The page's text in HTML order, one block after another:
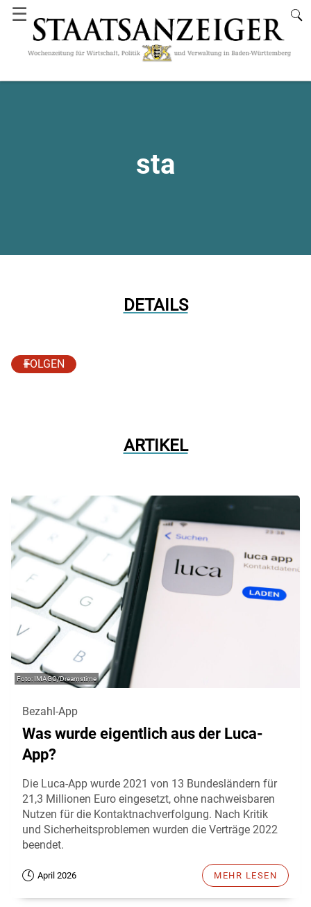
☰
sta
DETAILS
FOLGEN
ARTIKEL
IMAGO/Dreamstime
Bezahl-App
Was wurde eigentlich aus der Luca-
App?
Die Luca-App wurde 2021 von 13 Bundesländern für
21,3 Millionen Euro eingesetzt, ohne nachweisbaren
Nutzen für die Kontaktnachverfolgung. Nach Kritik
und Sicherheitsproblemen wurden die Verträge 2022
beendet.
April 2026 MEHR LESEN